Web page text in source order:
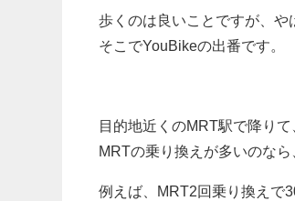
歩くのは良いことですが、や
そこでYouBikeの出番です。
目的地近くのMRT駅で降り
MRTの乗り換えが多いのな
例えば、MRT2回乗り換えで